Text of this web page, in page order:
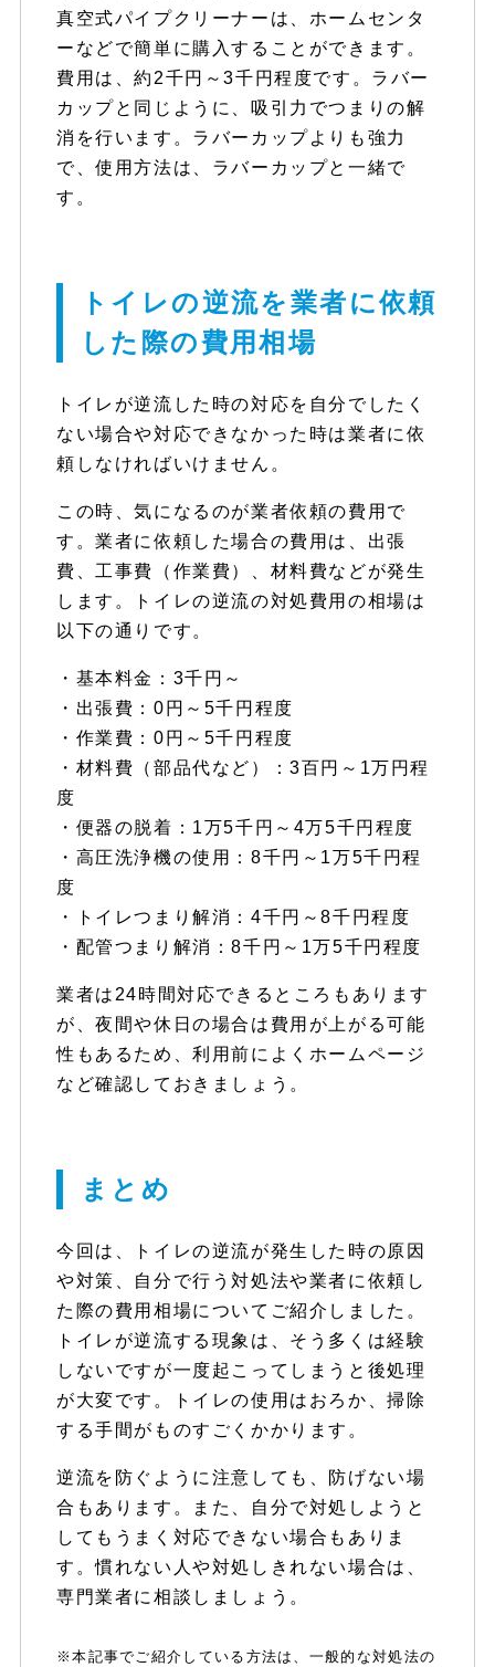
真空式パイプクリーナーは、ホームセンタ
ーなどで簡単に購入することができます。
費用は、約2千円～3千円程度です。ラバー
カップと同じように、吸引力でつまりの解
消を行います。ラバーカップよりも強力
で、使用方法は、ラバーカップと一緒で
す。
トイレの逆流を業者に依頼
した際の費用相場
トイレが逆流した時の対応を自分でしたく
ない場合や対応できなかった時は業者に依
頼しなければいけません。
この時、気になるのが業者依頼の費用で
す。業者に依頼した場合の費用は、出張
費、工事費（作業費）、材料費などが発生
します。トイレの逆流の対処費用の相場は
以下の通りです。
・基本料金：3千円～
・出張費：0円～5千円程度
・作業費：0円～5千円程度
・材料費（部品代など）：3百円～1万円程
度
・便器の脱着：1万5千円～4万5千円程度
・高圧洗浄機の使用：8千円～1万5千円程
度
・トイレつまり解消：4千円～8千円程度
・配管つまり解消：8千円～1万5千円程度
業者は24時間対応できるところもあります
が、夜間や休日の場合は費用が上がる可能
性もあるため、利用前によくホームページ
など確認しておきましょう。
まとめ
今回は、トイレの逆流が発生した時の原因
や対策、自分で行う対処法や業者に依頼し
た際の費用相場についてご紹介しました。
トイレが逆流する現象は、そう多くは経験
しないですが一度起こってしまうと後処理
が大変です。トイレの使用はおろか、掃除
する手間がものすごくかかります。
逆流を防ぐように注意しても、防げない場
合もあります。また、自分で対処しようと
してもうまく対応できない場合もありま
す。慣れない人や対処しきれない場合は、
専門業者に相談しましょう。
※本記事でご紹介している方法は、一般的な対処法の